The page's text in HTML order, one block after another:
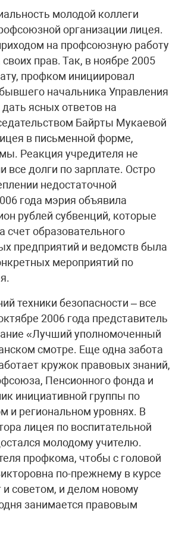
молодой коллеги
организации лицея.
на профсоюзную работу
прав. Так, в ноябре 2005
профком инициировал
начальника Управления
ясных ответов на
Байрты Мукаевой
в письменной форме,
Реакция учредителя не
все долги по зарплате. Остро
недостаточной
года мэрия объявила
рублей субвенций, которые
счет образовательного
предприятий и ведомств была
мероприятий по
техники безопасности – все
2006 года представитель
«Лучший уполномоченный
смотре. Еще одна забота
кружок правовых знаний,
Пенсионного фонда и
инициативной группы по
и региональном уровнях. В
лицея по воспитательной
молодому учителю.
профкома, чтобы с головой
по-прежнему в курсе
советом, и делом новому
занимается правовым